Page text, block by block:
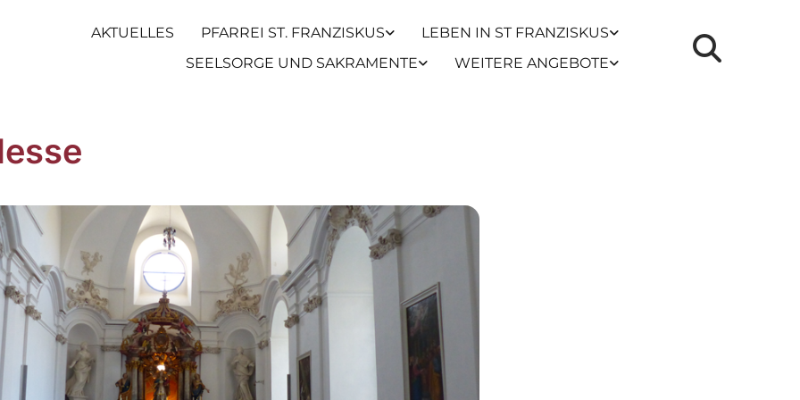
AKTUELLES PFARREI ST. FRANZISKUS
LEBEN IN ST FRANZISKUS
SEELSORGE UND SAKRAMENTE
WEITERE ANGEBOTE